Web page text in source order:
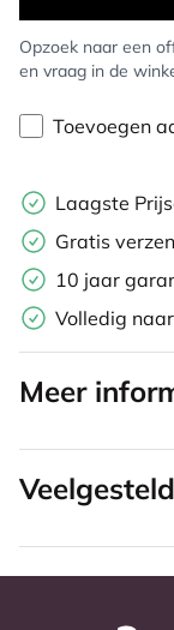
Opzoek naar een
en vraag in de
Toevoegen
Laagste
Gratis
10 jaar
Volledig
Meer